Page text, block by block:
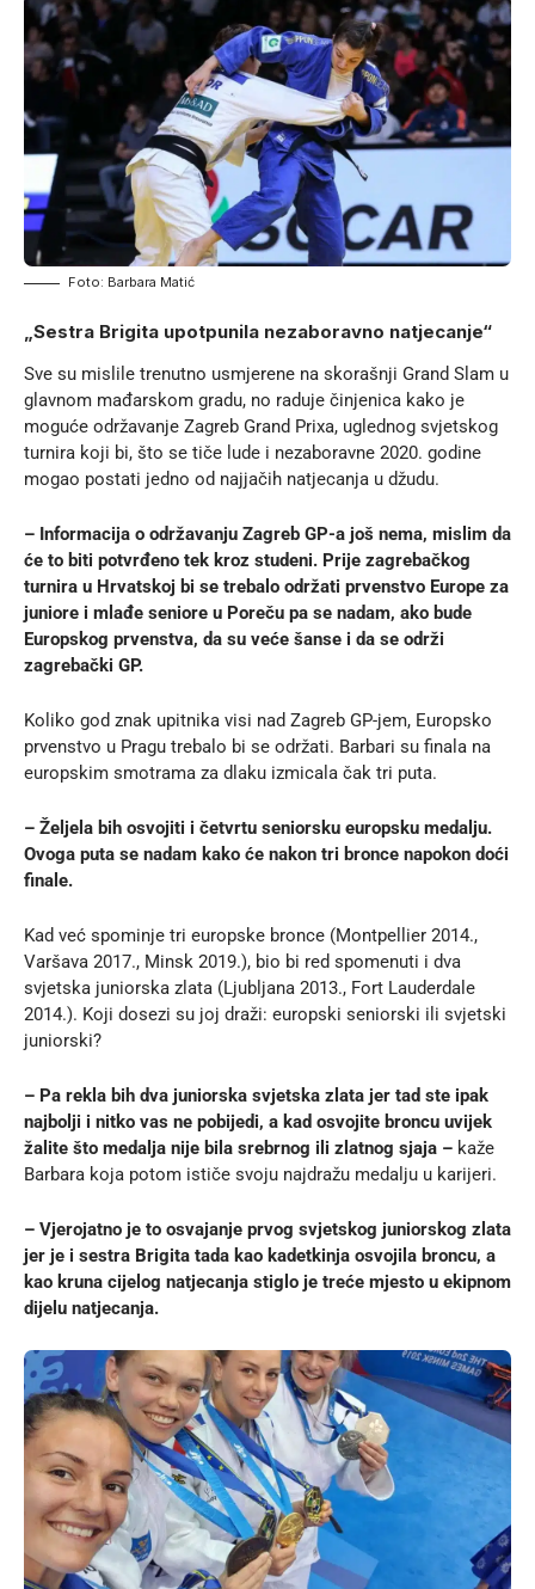
Foto: Barbara Matić
„Sestra Brigita upotpunila nezaboravno natjecanje“
Sve su mislile trenutno usmjerene na skorašnji Grand Slam u
glavnom mađarskom gradu, no raduje činjenica kako je
moguće održavanje Zagreb Grand Prixa, uglednog svjetskog
turnira koji bi, što se tiče lude i nezaboravne 2020. godine
mogao postati jedno od najjačih natjecanja u džudu.
– Informacija o održavanju Zagreb GP-a još nema, mislim da
će to biti potvrđeno tek kroz studeni. Prije zagrebačkog
turnira u Hrvatskoj bi se trebalo održati prvenstvo Europe za
juniore i mlađe seniore u Poreču pa se nadam, ako bude
Europskog prvenstva, da su veće šanse i da se održi
zagrebački GP.
Koliko god znak upitnika visi nad Zagreb GP-jem, Europsko
prvenstvo u Pragu trebalo bi se održati. Barbari su finala na
europskim smotrama za dlaku izmicala čak tri puta.
– Željela bih osvojiti i četvrtu seniorsku europsku medalju.
Ovoga puta se nadam kako će nakon tri bronce napokon doći
finale.
Kad već spominje tri europske bronce (Montpellier 2014.,
Varšava 2017., Minsk 2019.), bio bi red spomenuti i dva
svjetska juniorska zlata (Ljubljana 2013., Fort Lauderdale
2014.). Koji dosezi su joj draži: europski seniorski ili svjetski
juniorski?
– Pa rekla bih dva juniorska svjetska zlata jer tad ste ipak
najbolji i nitko vas ne pobijedi, a kad osvojite broncu uvijek
žalite što medalja nije bila srebrnog ili zlatnog sjaja – kaže
Barbara koja potom ističe svoju najdražu medalju u karijeri.
– Vjerojatno je to osvajanje prvog svjetskog juniorskog zlata
jer je i sestra Brigita tada kao kadetkinja osvojila broncu, a
kao kruna cijelog natjecanja stiglo je treće mjesto u ekipnom
dijelu natjecanja.